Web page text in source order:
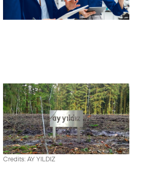
Credits: AY YILDIZ